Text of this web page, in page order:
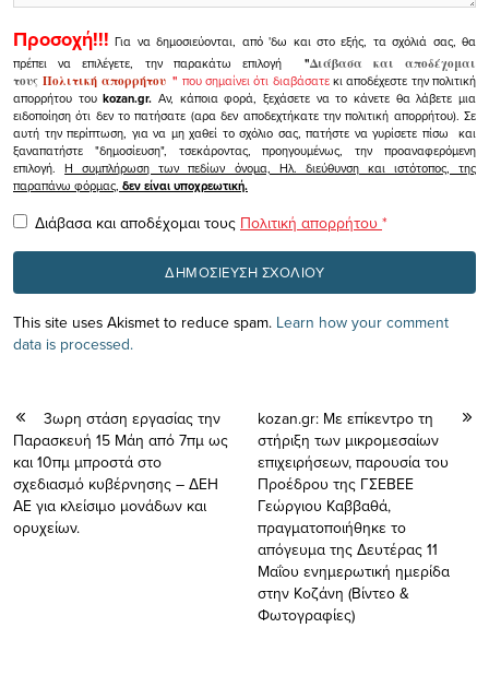
Προσοχή!!! Για να δημοσιεύονται, από 'δω και στο εξής, τα σχόλιά σας, θα
πρέπει να επιλέγετε, την παρακάτω επιλογή
"Διάβασα και αποδέχομαι
τουςΠολιτική απορρήτου" που σημαίνει ότι διαβάσατεκι αποδέχεστε την πολιτική
απορρήτου τουkozan.gr. Αν, κάποια φορά, ξεχάσετε να το κάνετε θα λάβετε μια
ειδοποίηση ότι δεν το πατήσατε (αρα δεν αποδεχτήκατε την πολιτική απορρήτου). Σε
αυτή την περίπτωση, για να μη χαθεί το σχόλιο σας, πατήστε να γυρίσετε πίσω και
ξαναπατήστε "δημοσίευση", τσεκάροντας, προηγουμένως, την προαναφερόμενη
επιλογή.Η συμπλήρωση των πεδίων όνομα, Ηλ. διεύθυνση και ιστότοπος, της
παραπάνω φόρμας, δεν είναι υποχρεωτική.
Διάβασα και αποδέχομαι τους Πολιτική απορρήτου *
This site uses Akismet to reduce spam. Learn how your comment
data is processed.
3ωρη στάση εργασίας την
Παρασκευή 15 Μάη από 7πμ ως
και 10πμ μπροστά στο
σχεδιασμό κυβέρνησης – ΔΕΗ
ΑΕ για κλείσιμο μονάδων και
ορυχείων.
kozan.gr: Με επίκεντρο τη
στήριξη των μικρομεσαίων
επιχειρήσεων, παρουσία του
Προέδρου της ΓΣΕΒΕΕ
Γεώργιου Καββαθά,
πραγματοποιήθηκε το
απόγευμα της Δευτέρας 11
Μαΐου ενημερωτική ημερίδα
στην Κοζάνη (Βίντεο &
Φωτογραφίες)